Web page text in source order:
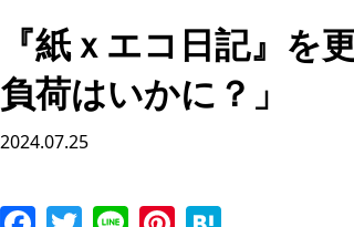
『紙ｘエコ日記』を
負荷はいかに？」
2024.07.25